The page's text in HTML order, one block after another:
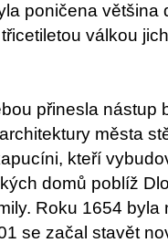
poničena většina
válkou
přinesla nástup
města
kteří
domů poblíž
Roku 1654
se začal stavět